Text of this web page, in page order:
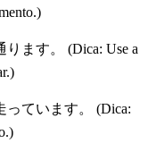
ります。 (Dica: Use a
っています。 (Dica: